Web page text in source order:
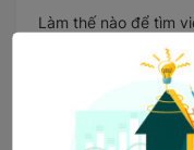
Làm thế nào để tìm
Tôi có thể ứng tuyển